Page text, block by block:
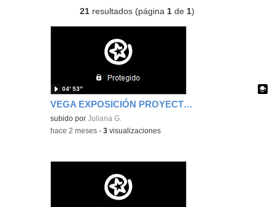
21 resultados (página1 de1)
VEGA EXPOSICIÓN PROYECTO MAR MAYO 2026
Contenido educativo.
subido porJuliana G.
04′ 53″
-hace 2 meses -3 visualizaciones